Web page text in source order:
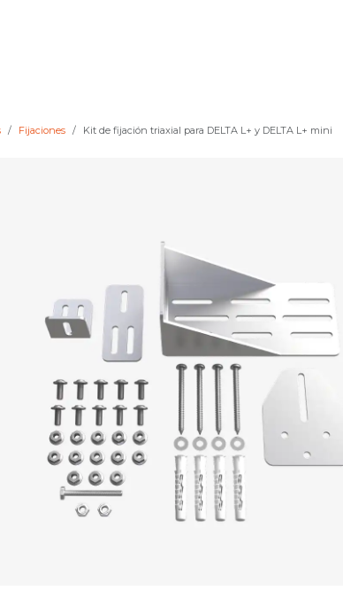
Fijaciones Kit de fijación triaxial para DELTA L+ y DELTA L+ mini